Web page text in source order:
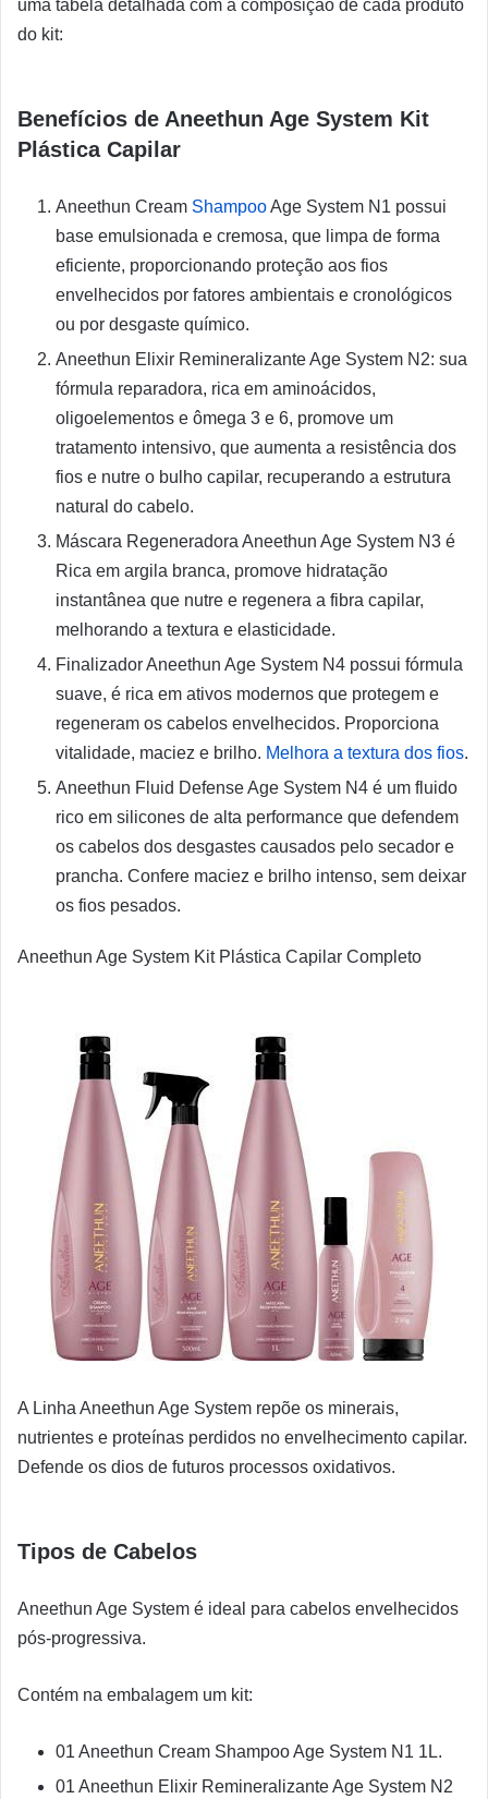
uma tabela detalhada com a composição de cada produto
do kit:
Benefícios de Aneethun Age System Kit
Plástica Capilar
Aneethun Cream ShampooAge System N1 possui
base emulsionada e cremosa, que limpa de forma
eficiente, proporcionando proteção aos fios
envelhecidos por fatores ambientais e cronológicos
ou por desgaste químico.
Aneethun Elixir Remineralizante Age System N2: sua
fórmula reparadora, rica em aminoácidos,
oligoelementos e ômega 3 e 6, promove um
tratamento intensivo, que aumenta a resistência dos
fios e nutre o bulho capilar, recuperando a estrutura
natural do cabelo.
Máscara Regeneradora Aneethun Age System N3 é
Rica em argila branca, promove hidratação
instantânea que nutre e regenera a fibra capilar,
melhorando a textura e elasticidade.
Finalizador Aneethun Age System N4 possui fórmula
suave, é rica em ativos modernos que protegem e
regeneram os cabelos envelhecidos. Proporciona
vitalidade, maciez e brilho. Melhora a textura dos fios.
Aneethun Fluid Defense Age System N4 é um fluido
rico em silicones de alta performance que defendem
os cabelos dos desgastes causados pelo secador e
prancha. Confere maciez e brilho intenso, sem deixar
os fios pesados.
Aneethun Age System Kit Plástica Capilar Completo
A Linha Aneethun Age System repõe os minerais,
nutrientes e proteínas perdidos no envelhecimento capilar.
Defende os dios de futuros processos oxidativos.
Tipos de Cabelos
Aneethun Age System é ideal para cabelos envelhecidos
pós-progressiva.
Contém na embalagem um kit:
01 Aneethun Cream Shampoo Age System N1 1L.
01 Aneethun Elixir Remineralizante Age System N2